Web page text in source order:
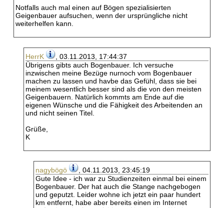
Notfalls auch mal einen auf Bögen spezialisierten
Geigenbauer aufsuchen, wenn der ursprüngliche nicht
weiterhelfen kann.
HerrK
, 03.11.2013, 17:44:37
Übrigens gibts auch Bogenbauer. Ich versuche
inzwischen meine Bezüge nurnoch vom Bogenbauer
machen zu lassen und havbe das Gefühl, dass sie bei
meinem wesentlich besser sind als die von den meisten
Geigenbauern. Natürlich kommts am Ende auf die
eigenen Wünsche und die Fähigkeit des Arbeitenden an
und nicht seinen Titel.
Grüße,
K
nagybögö
, 04.11.2013, 23:45:19
Gute Idee - ich war zu Studienzeiten einmal bei einem
Bogenbauer. Der hat auch die Stange nachgebogen
und geputzt. Leider wohne ich jetzt ein paar hundert
km entfernt, habe aber bereits einen im Internet